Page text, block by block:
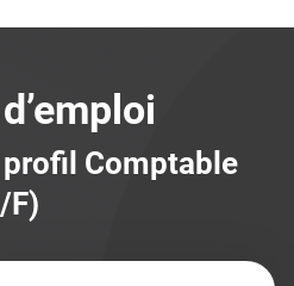
profil Comptable
F)